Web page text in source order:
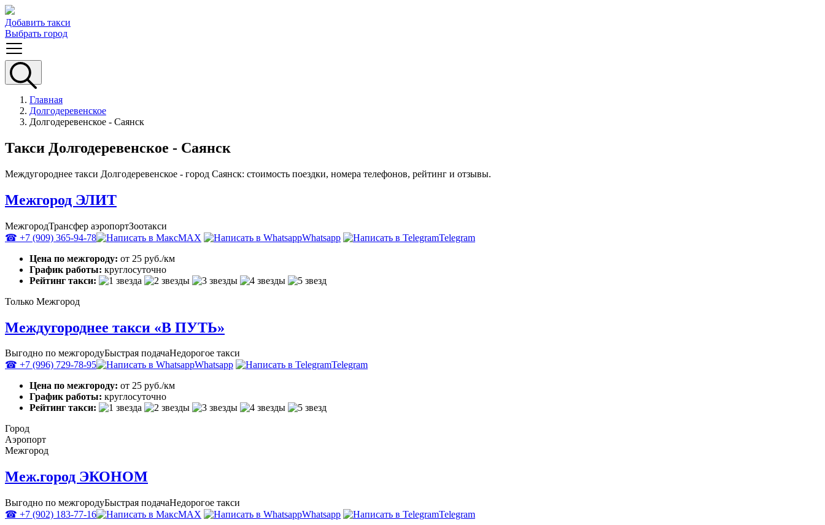
Добавить такси
Выбрать город
Главная
Долгодеревенское
Долгодеревенское - Саянск
Такси Долгодеревенское - Саянск
Междугороднее такси Долгодеревенское - город Саянск: стоимость поездки, номера телефонов, рейтинг и отзывы.
Межгород ЭЛИТ
МежгородТрансфер аэропортЗоотакси
☎ +7 (909) 365-94-78
MAX Whatsapp
Telegram
Цена по межгороду: от 25 руб./км
График работы: круглосуточно
Рейтинг такси:
Только Межгород
Междугороднее такси «В ПУТЬ»
Выгодно по межгородуБыстрая подачаНедорогое такси
☎ +7 (996) 729-78-95
Whatsapp
Telegram
Цена по межгороду: от 25 руб./км
График работы: круглосуточно
Рейтинг такси:
Город
Аэропорт
Межгород
Меж.город ЭКОНОМ
Выгодно по межгородуБыстрая подачаНедорогое такси
☎ +7 (902) 183-77-16
MAX Whatsapp
Telegram